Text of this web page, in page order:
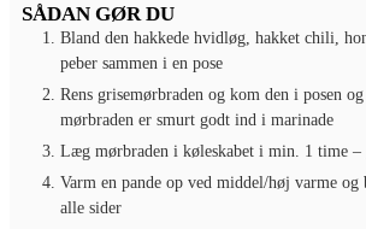
SÅDAN GØR DU
Bland den hakkede hvidløg, hakket chili,
peber sammen i en pose
Rens grisemørbraden og kom den i posen
mørbraden er smurt godt ind i marinade
Læg mørbraden i køleskabet i min. 1 time –
Varm en pande op ved middel/høj varme og
alle sider